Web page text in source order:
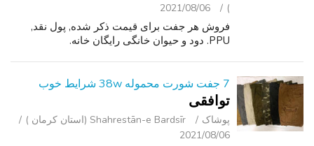
)
2021/08/06
فروش هر جفت برای قیمت ذکر شده, پول نقد,
PPU. دود و حیوان خانگی رایگان خانه.
7 جفت شورت محموله 38w شرایط خوب
توافقی
پوشاک
Shahrestān-e Bardsīr (استان کرمان )
2021/08/06